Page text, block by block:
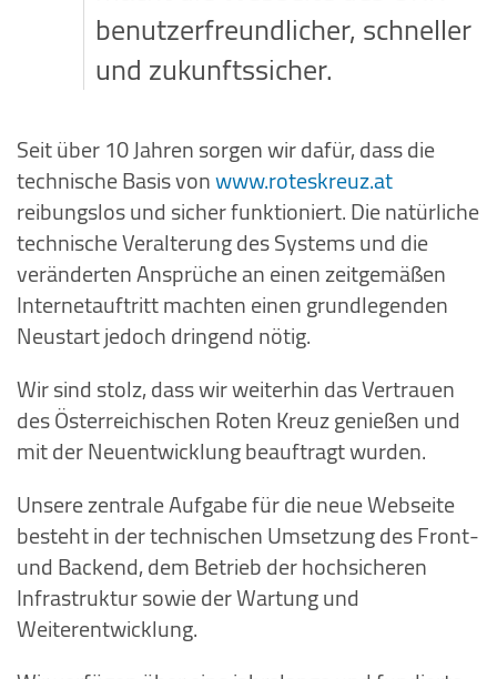
benutzerfreundlicher, schneller
und zukunftssicher.
Seit über 10 Jahren sorgen wir dafür, dass die
technische Basis vonwww.roteskreuz.at
reibungslos und sicher funktioniert. Die natürliche
technische Veralterung des Systems und die
veränderten Ansprüche an einen zeitgemäßen
Internetauftritt machten einen grundlegenden
Neustart jedoch dringend nötig.
Wir sind stolz, dass wir weiterhin das Vertrauen
des Österreichischen Roten Kreuz genießen und
mit der Neuentwicklung beauftragt wurden.
Unsere zentrale Aufgabe für die neue Webseite
besteht in der technischen Umsetzung des Front-
und Backend, dem Betrieb der hochsicheren
Infrastruktur sowie der Wartung und
Weiterentwicklung.